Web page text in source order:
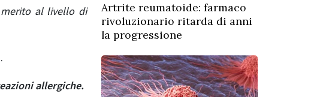
al livello di
allergiche.
Artrite reumatoide: farmaco
rivoluzionario ritarda di anni
la progressione